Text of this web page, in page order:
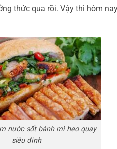
thức qua rồi. Vậy thì hôm
nước sốt bánh mì heo quay
siêu đỉnh